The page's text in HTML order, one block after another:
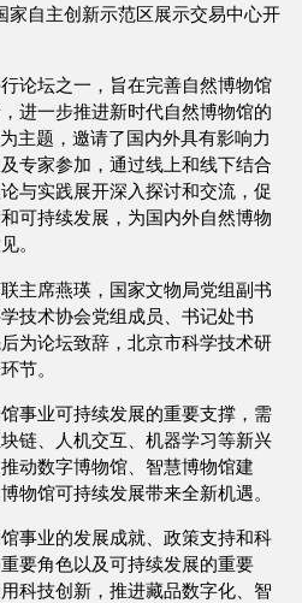
家自主创新示范区展示交易中心开
论坛之一，旨在完善自然博物馆
进一步推进新时代自然博物馆的
主题，邀请了国内外具有影响力
专家参加，通过线上和线下结合
与实践展开深入探讨和交流，促
可持续发展，为国内外自然博物
。
主席燕瑛，国家文物局党组副书
技术协会党组成员、书记处书
为论坛致辞，北京市科学技术研
节。
事业可持续发展的重要支撑，需
链、人机交互、机器学习等新兴
动数字博物馆、智慧博物馆建
物馆可持续发展带来全新机遇。
事业的发展成就、政策支持和科
要⻆色以及可持续发展的重要
科技创新，推进藏品数字化、智